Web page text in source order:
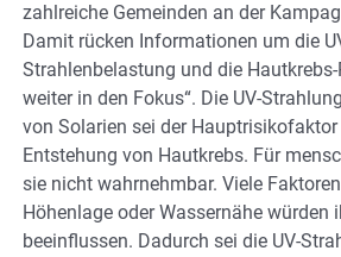
zahlreiche Gemeinden an der
Damit rücken Informationen um die
Strahlenbelastung und die
weiter in den Fokus“. Die UV-
von Solarien sei der
Entstehung von Hautkrebs. Für
sie nicht wahrnehmbar. Viele
Höhenlage oder Wassernähe würden
beeinflussen. Dadurch sei die UV-